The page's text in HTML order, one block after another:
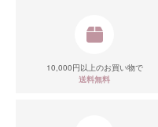
10,000円以上のお買い物で
送料無料